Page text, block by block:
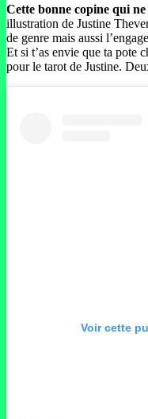
Cette bonne copine qui
illustration de Justine
de genre mais aussi
Et si t’as envie que ta pote
pour le tarot de Justine.
Voir cette